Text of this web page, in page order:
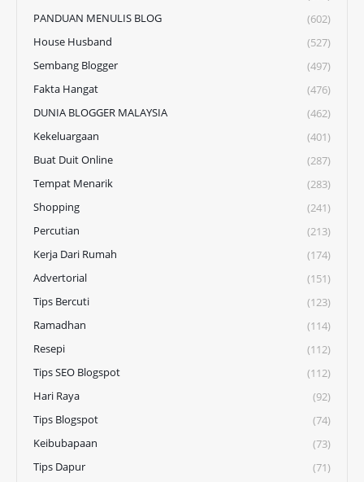
PANDUAN MENULIS BLOG
(602)
House Husband
(527)
Sembang Blogger
(497)
Fakta Hangat
(476)
DUNIA BLOGGER MALAYSIA
(462)
Kekeluargaan
(401)
Buat Duit Online
(287)
Tempat Menarik
(283)
Shopping
(241)
Percutian
(213)
Kerja Dari Rumah
(174)
Advertorial
(151)
Tips Bercuti
(123)
Ramadhan
(114)
Resepi
(112)
Tips SEO Blogspot
(112)
Hari Raya
(92)
Tips Blogspot
(74)
Keibubapaan
(73)
Tips Dapur
(71)